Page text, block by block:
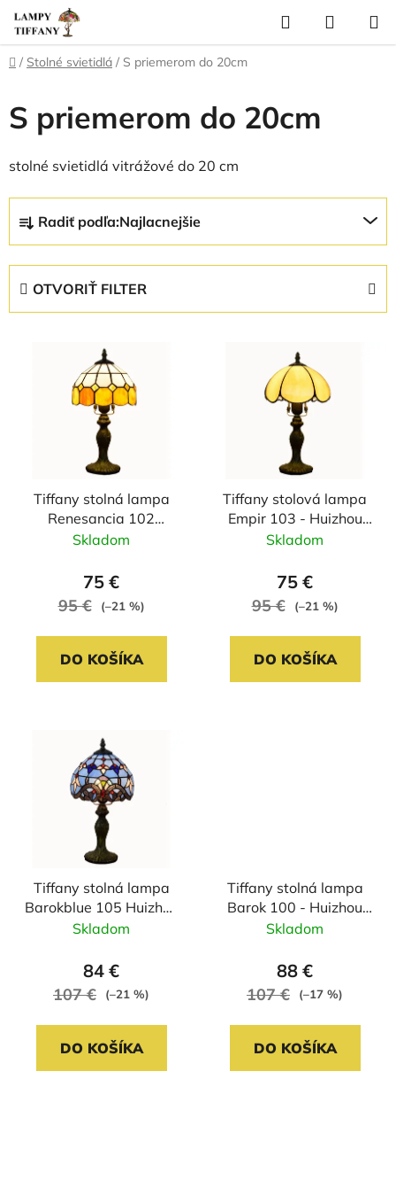
Prejsť
na
obsah
Hľadať
KOŠÍK
Domov
/ Stolné svietidlá / S priemerom do 20cm
S priemerom do 20cm
stolné svietidlá vitrážové do 20 cm
a
d
Radiť podľa:Najlacnejšie
OTVORIŤ FILTER
Tiffany stolná lampa
Renesancia 102
Huizhou Oufu Lighting
Skladom
75 €
95 € (–21 %)
DO KOŠÍKA
Tiffany stolová lampa
Empir 103 - Huizhou
Oufu Lighting
sklo/kov,40W
Skladom
75 €
95 € (–21 %)
DO KOŠÍKA
Tiffany stolná lampa
Barokblue 105 Huizhou
Oufu Lighting
Skladom
84 €
107 € (–21 %)
DO KOŠÍKA
Tiffany stolná lampa
Barok 100 - Huizhou
Oufu Lighting
40W
Skladom
88 €
107 € (–17 %)
DO KOŠÍKA